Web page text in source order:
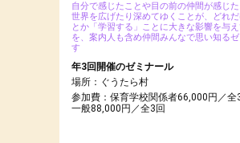
自分で感じたことや目の前の仲間が感じ
世界を広げたり深めてゆくことが、どれだ
とか「学習する」ことに大きな影響を与
を、案内人も含め仲間みんなで思い知る
す
年3回開催のゼミナール
場所：ぐうたら村
参加費：保育学校関係者66,000円／
一般88,000円／全3回